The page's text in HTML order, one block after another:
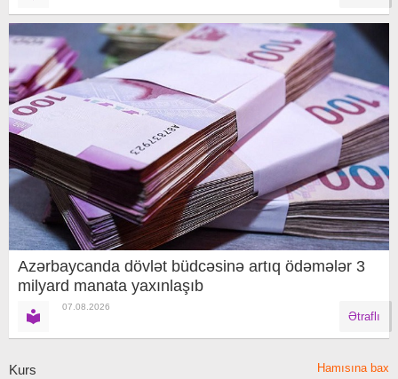
Azərbaycanda dövlət büdcəsinə artıq ödəmələr 3
milyard manata yaxınlaşıb
07.08.2026
Ətraflı
Kurs Hamısına bax